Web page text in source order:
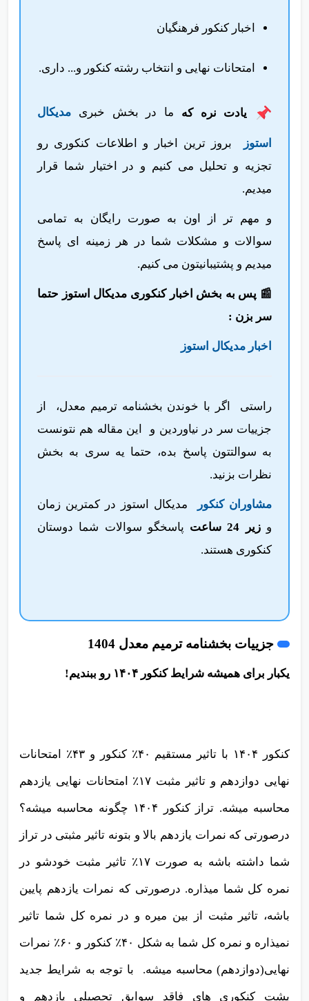
اخبار کنکور فرهنگیان
امتحانات نهایی و انتخاب رشته کنکور و... داری.
یادت نره که ما در بخش خبری مدیکال
استوز
بروز ترین اخبار و اطلاعات کنکوری رو
تجزیه و تحلیل می کنیم و در اختیار شما قرار
میدیم.
و مهم تر از اون به صورت رایگان به تمامی
سوالات و مشکلات شما در هر زمینه ای پاسخ
میدیم و پشتیبانیتون می کنیم.
📰 پس به بخش اخبار کنکوری مدیکال استوز حتما
سر بزن :
اخبار مدیکال استوز
راستی اگر با خوندن بخشنامه ترمیم معدل، از
جزییات سر در نیاوردین و این مقاله هم نتونست
به سوالتتون پاسخ بده، حتما یه سری به بخش
نظرات بزنید.
مشاوران کنکور مدیکال استوز
در کمترین زمان
وزیر 24 ساعت
پاسخگو سوالات شما دوستان
کنکوری هستند.
جزییات بخشنامه ترمیم معدل 1404
یکبار برای همیشه شرایط کنکور ۱۴۰۴ رو ببندیم!
کنکور ۱۴۰۴ با تاثیر مستقیم ۴۰٪ کنکور و ۴۳٪ امتحانات
نهایی دوازدهم و تاثیر مثبت ۱۷٪ امتحانات نهایی یازدهم
محاسبه میشه. تراز کنکور ۱۴۰۴ چگونه محاسبه میشه؟
درصورتی که نمرات یازدهم بالا و بتونه تاثیر مثبتی در تراز
شما داشته باشه به صورت ۱۷٪ تاثیر مثبت خودشو در
نمره کل شما میذاره. درصورتی که نمرات یازدهم پایین
باشه، تاثیر مثبت از بین میره و در نمره کل شما تاثیر
نمیذاره و نمره کل شما به شکل ۴۰٪ کنکور و ۶۰٪ نمرات
نهایی(دوازدهم) محاسبه میشه. با توجه به شرایط جدید
پشت کنکوری های فاقد سوابق تحصیلی یازدهم و